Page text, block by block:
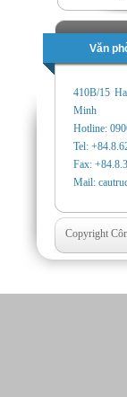
Văn
410B/15
Minh
Hotline:
Tel:
Fax:
Mail:
Copyright